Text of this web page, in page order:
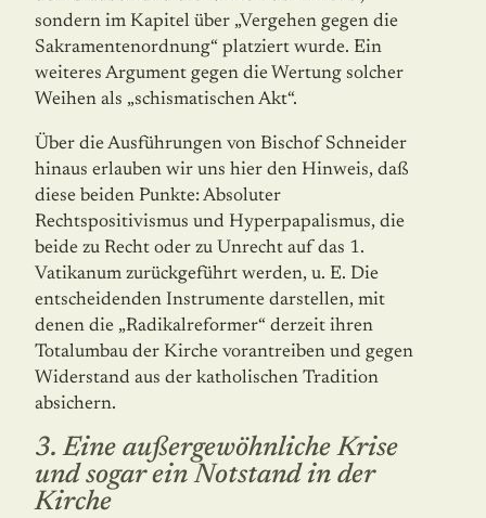
sondern im Kapitel über „Vergehen gegen die
Sakramentenordnung“ platziert wurde. Ein
weiteres Argument gegen die Wertung solcher
Weihen als „schismatischen Akt“.
Über die Ausführungen von Bischof Schneider
hinaus erlauben wir uns hier den Hin­weis, daß
diese beiden Punkte: Absoluter
Rechtspositivismus und Hyperpapalismus, die
beide zu Recht oder zu Unrecht auf das 1.
Vatikanum zurückgeführt werden, u. E. Die
entscheidenden Instrumente darstellen, mit
denen die „Radikalreformer“ derzeit ihren
Totalumbau der Kirche vorantreiben und gegen
Widerstand aus der katholischen Tradition
absichern.
3. Eine außergewöhnliche Krise
und sogar ein Notstand in der
Kirche